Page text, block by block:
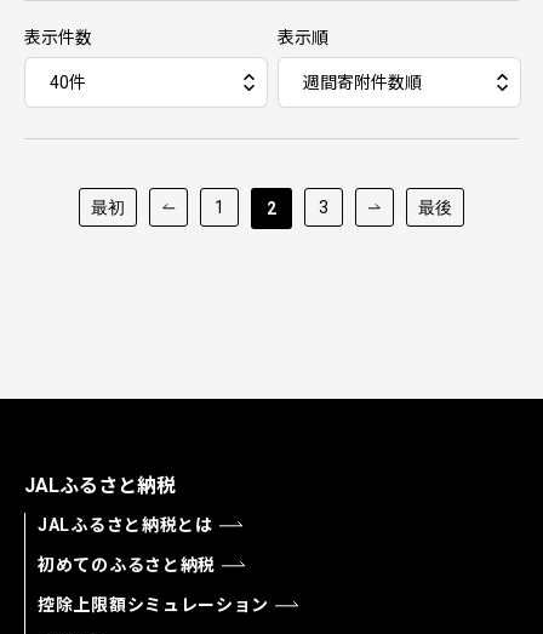
表示件数 表示順
最初 1 2 3 最後
JALふるさと納税
JALふるさと納税とは
初めてのふるさと納税
控除上限額シミュレーション